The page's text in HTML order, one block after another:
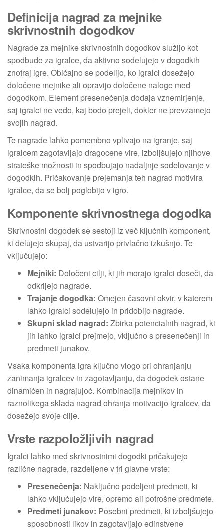
Definicija nagrad za mejnike
skrivnostnih dogodkov
Nagrade za mejnike skrivnostnih dogodkov služijo kot
spodbude za igralce, da aktivno sodelujejo v dogodkih
znotraj igre. Običajno se podelijo, ko igralci dosežejo
določene mejnike ali opravijo določene naloge med
dogodkom. Element presenečenja dodaja vznemirjenje,
saj igralci ne vedo, kaj bodo prejeli, dokler ne prevzamejo
svojih nagrad.
Te nagrade lahko pomembno vplivajo na igranje, saj
igralcem zagotavljajo dragocene vire, izboljšujejo njihove
strateške možnosti in spodbujajo nadaljnje sodelovanje v
dogodkih. Pričakovanje prejemanja teh nagrad motivira
igralce, da se bolj poglobijo v igro.
Komponente skrivnostnega dogodka
Skrivnostni dogodek se sestoji iz več ključnih komponent,
ki delujejo skupaj, da ustvarijo privlačno izkušnjo. Te
vključujejo:
Mejniki: Določeni cilji, ki jih morajo igralci doseči, da
odkrijejo nagrade.
Trajanje dogodka: Omejen časovni okvir, v katerem
lahko igralci sodelujejo in pridobijo nagrade.
Skupni sklad nagrad: Zbirka potencialnih nagrad, ki
jih lahko igralci prejmejo, vključno s presenečenji in
predmeti junakov.
Vsaka komponenta igra ključno vlogo pri ohranjanju
zanimanja igralcev in zagotavljanju, da dogodek ostane
dinamičen in nagrajujoč. Kombinacija mejnikov in
raznolikega sklada nagrad ohranja motivacijo igralcev, da
dosežejo svoje cilje.
Vrste razpoložljivih nagrad
Igralci lahko med skrivnostnimi dogodki pričakujejo
različne nagrade, razdeljene v tri glavne vrste:
Presenečenja: Naključno podeljeni predmeti, ki
lahko vključujejo vire, opremo ali potrošne predmete.
Predmeti junakov: Posebni predmeti, ki izboljšujejo
sposobnosti likov in zagotavljajo edinstvene